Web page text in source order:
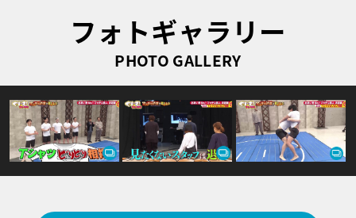
フォトギャラリー
PHOTO GALLERY